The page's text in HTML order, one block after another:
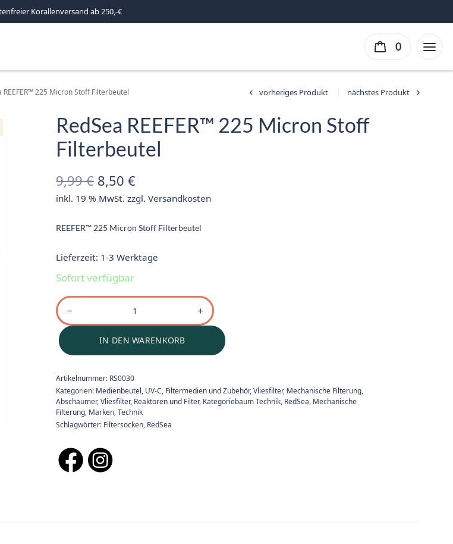
Korallenversand ab 250,-€
0
REEFER™ 225 Micron Stoff Filterbeutel
RedSea REEFER™ 225 Micron Stoff
Filterbeutel
9,99€ Ursprünglicher
Preis war:
9,99 €
8,50€
Preis ist:
8,50 €.
inkl. 19 % MwSt. zzgl.Versandkosten
REEFER™ 225 Micron Stoff Filterbeutel
Lieferzeit: 1-3 Werktage
Sofort verfügbar
IN DEN WARENKORB
Artikelnummer: RS0030
Kategorien: Medienbeutel, UV-C, Filtermedien und Zubehör,Vliesfilter, Mechanische Filterung,
Abschäumer, Vliesfilter, Reaktoren und Filter, Kategoriebaum Technik, RedSea, Mechanische
Filterung, Marken,Technik
Schlagwörter: Filtersocken, RedSea